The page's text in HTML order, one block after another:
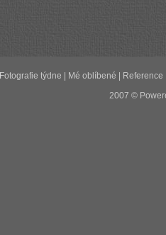
Fotografie týdne Mé oblíbené Reference
2007 ©